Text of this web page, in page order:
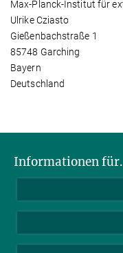
Max-Planck-Institut für
Ulrike Cziasto
Gießenbachstraße 1
85748 Garching
Bayern
Deutschland
Informationen
Studenten
Journalisten